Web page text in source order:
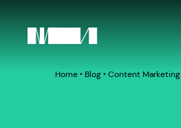
Home‣ Blog‣Content Marketing